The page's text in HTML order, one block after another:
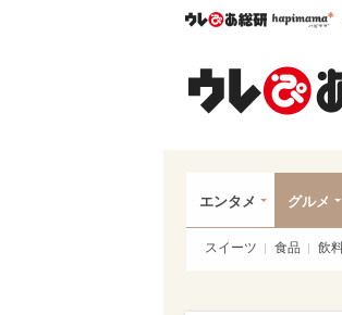
ウレぴあ
エンタメ グルメ
スイーツ 食品 飲